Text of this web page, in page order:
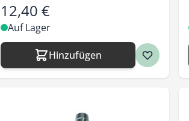
12,40 €
Auf Lager
Hinzufügen